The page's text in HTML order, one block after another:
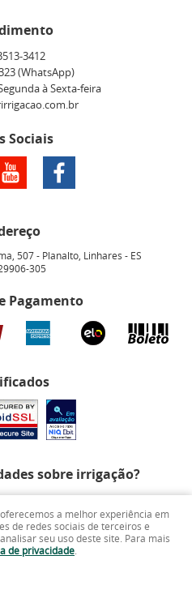
3412
(WhatsApp)
à Sexta-feira
Sociais
507- Planalto, Linhares - ES
305
Pagamento
sobre irrigação?
a melhor experiência em
de redes sociais de terceiros e
seu uso deste site. Para mais
de privacidade